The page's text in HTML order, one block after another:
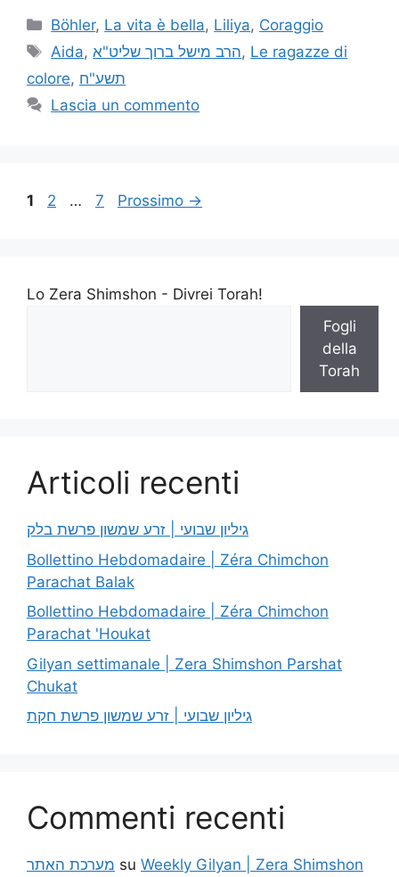
Böhler, La vita è bella, Liliya, Coraggio
Aida,הרב מישל ברוך שליט"א, Le ragazze di
colore, תשע"ח
Lascia un commento
1 2 … 7 Prossimo →
Lo Zera Shimshon - Divrei Torah!
Fogli
della
Torah
Articoli recenti
גיליון שבועי | זרע שמשון פרשת בלק
Bollettino Hebdomadaire | Zéra Chimchon
Parachat Balak
Bollettino Hebdomadaire | Zéra Chimchon
Parachat 'Houkat
Gilyan settimanale | Zera Shimshon Parshat
Chukat
גיליון שבועי | זרע שמשון פרשת חקת
Commenti recenti
מערכת האתר su Weekly Gilyan | Zera Shimshon